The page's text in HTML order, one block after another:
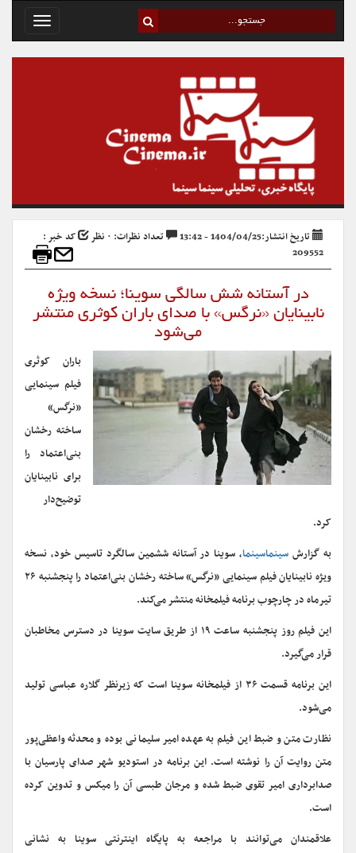
Toggle
تاریخ انتشار:1404/04/25 - 13:42 تعداد نظرات: ۰ نظر
کد خبر :
209552
در آستانه شش سالگی سوینا؛ نسخه ویژه
نابینایان «نرگس» با صدای باران کوثری منتشر
می‌شود
باران کوثری
فیلم سینمایی
«نرگس»
ساخته رخشان
بنی‌اعتماد را
برای نابینایان
توضیح‌دار
کرد.
به گزارش سینماسینما، سوینا در آستانه ششمین سالگرد تاسیس خود، نسخه
ویژه نابینایان فیلم سینمایی «نرگس» ساخته رخشان بنی‌اعتماد را پنجشنبه ۲۶
تیرماه در چارچوب برنامه فیلمخانه منتشر می‌کند.
این فیلم روز پنجشنبه ساعت ۱۹ از طریق سایت سوینا در دسترس مخاطبان
قرار می‌گیرد.
این برنامه قسمت ۳۶ از فیلمخانه سوینا است که زیرنظر گلاره عباسی تولید
می‌شود.
نظارت متن و ضبط این فیلم به عهده امیر سلیمانی بوده و محدثه واعظی‌پور
متن روایت آن را نوشته است. این برنامه در استودیو شهر صدای پارسیان با
صدابرداری امیر تقوی ضبط شده و مرجان طبسی آن را میکس و تدوین کرده
است.
علاقمندان می‌توانند با مراجعه به پایگاه اینترنتی سوینا به نشانی